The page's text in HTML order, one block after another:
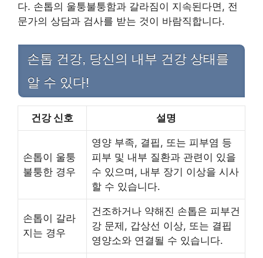
다. 손톱의 울퉁불퉁함과 갈라짐이 지속된다면, 전
문가의 상담과 검사를 받는 것이 바람직합니다.
손톱 건강, 당신의 내부 건강 상태를
알 수 있다!
건강 신호 설명
손톱이 울퉁
불퉁한 경우
영양 부족, 결핍, 또는 피부염 등
피부 및 내부 질환과 관련이 있을
수 있으며, 내부 장기 이상을 시사
할 수 있습니다.
손톱이 갈라
지는 경우
건조하거나 약해진 손톱은 피부건
강 문제, 갑상선 이상, 또는 결핍
영양소와 연결될 수 있습니다.